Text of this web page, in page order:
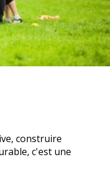
construire
c'est une